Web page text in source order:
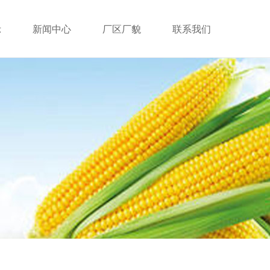
新闻中心 厂区厂貌 联系我们